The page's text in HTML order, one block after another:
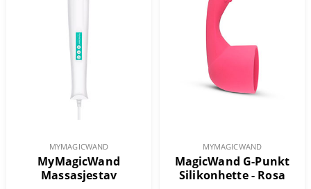
MYMAGICWAND
MyMagicWand
Massasjestav
MYMAGICWAND
MagicWand G-Punkt
Silikonhette - Rosa